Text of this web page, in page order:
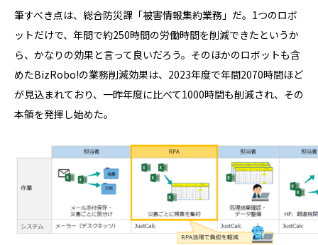
筆すべき点は、総合防災課「被害情報集約業務」だ。1つのロボ
ットだけで、年間で約250時間の労働時間を削減できたというか
ら、かなりの効果と言って良いだろう。そのほかのロボットも含
めたBizRobo!の業務削減効果は、2023年度で年間2070時間ほど
が見込まれており、一昨年度に比べて1000時間も削減され、その
本領を発揮し始めた。